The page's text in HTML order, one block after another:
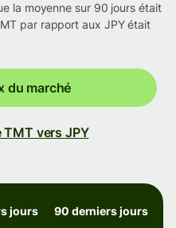
la moyenne sur 90 jours était
par rapport aux JPY était
du marché
TMT vers JPY
jours 90 derniers jours